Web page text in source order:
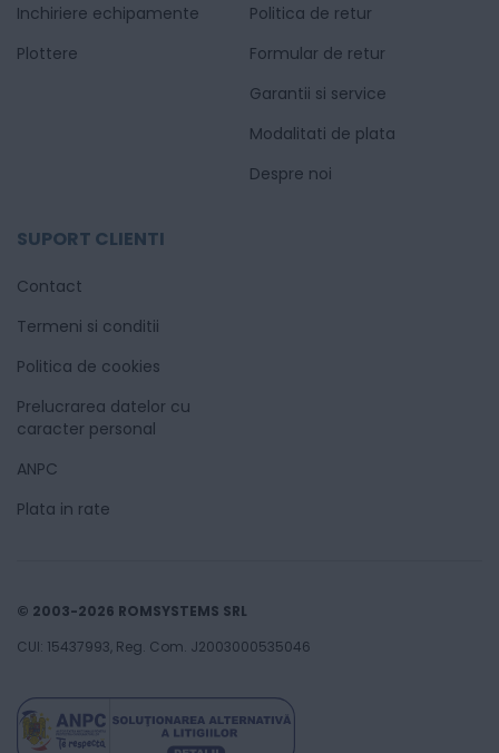
Inchiriere echipamente
Plottere
Politica de retur
Formular de retur
Garantii si service
Modalitati de plata
Despre noi
SUPORT CLIENTI
Contact
Termeni si conditii
Politica de cookies
Prelucrarea datelor cu
caracter personal
ANPC
Plata in rate
© 2003-2026 ROMSYSTEMS SRL
CUI: 15437993, Reg. Com. J2003000535046